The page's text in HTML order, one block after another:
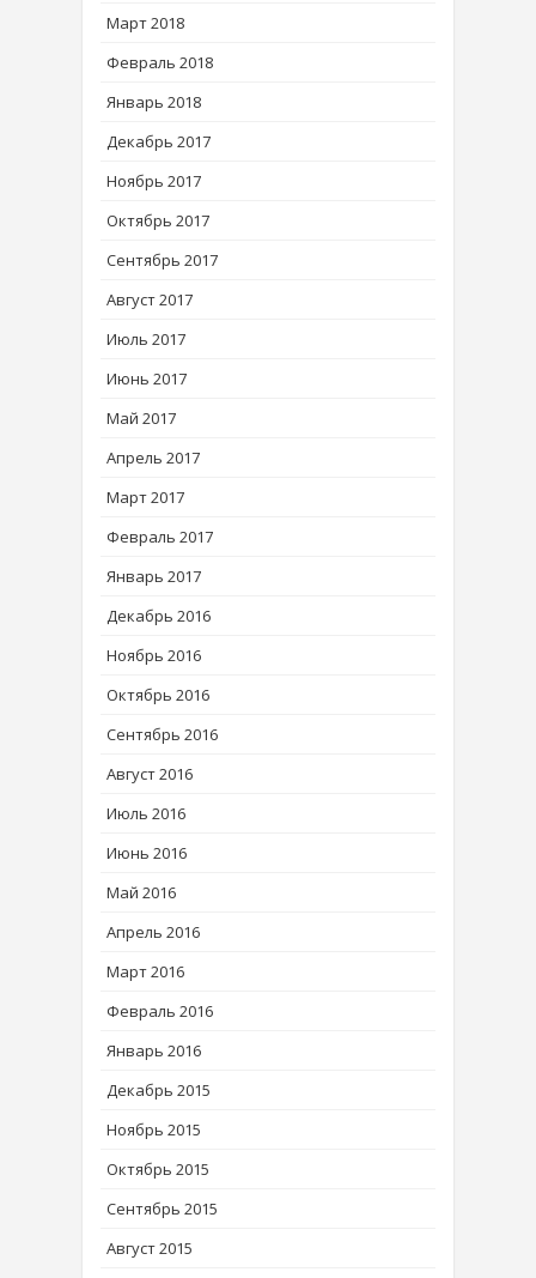
Март 2018
Февраль 2018
Январь 2018
Декабрь 2017
Ноябрь 2017
Октябрь 2017
Сентябрь 2017
Август 2017
Июль 2017
Июнь 2017
Май 2017
Апрель 2017
Март 2017
Февраль 2017
Январь 2017
Декабрь 2016
Ноябрь 2016
Октябрь 2016
Сентябрь 2016
Август 2016
Июль 2016
Июнь 2016
Май 2016
Апрель 2016
Март 2016
Февраль 2016
Январь 2016
Декабрь 2015
Ноябрь 2015
Октябрь 2015
Сентябрь 2015
Август 2015